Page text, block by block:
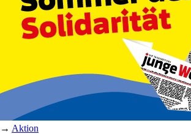
→ Aktion